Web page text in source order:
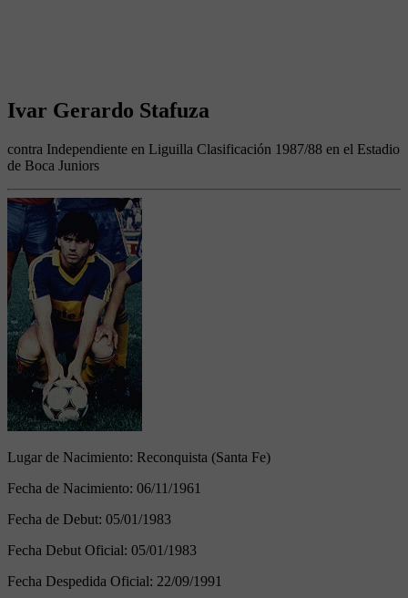
Ivar Gerardo Stafuza
contra Independiente en Liguilla Clasificación 1987/88 en el Estadio
de Boca Juniors
Lugar de Nacimiento: Reconquista (Santa Fe)
Fecha de Nacimiento: 06/11/1961
Fecha de Debut: 05/01/1983
Fecha Debut Oficial: 05/01/1983
Fecha Despedida Oficial: 22/09/1991